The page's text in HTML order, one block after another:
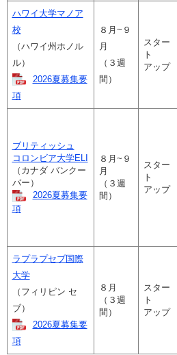
ハワイ大学マノア
校
（ハワイ州ホノル
ル）
2026夏募集要
項
８月~９
月
（３週
間）
スター
ト
アップ
ブリティッシュ
コロンビア大学ELI
（カナダ バンクー
バー）
2026夏募集要
項
８月~９
月
（３週
間）
スター
ト
アップ
ラプラプセブ国際
大学
（フィリピン セ
ブ）
2026夏募集要
項
８月
（３週
間）
スター
ト
アップ